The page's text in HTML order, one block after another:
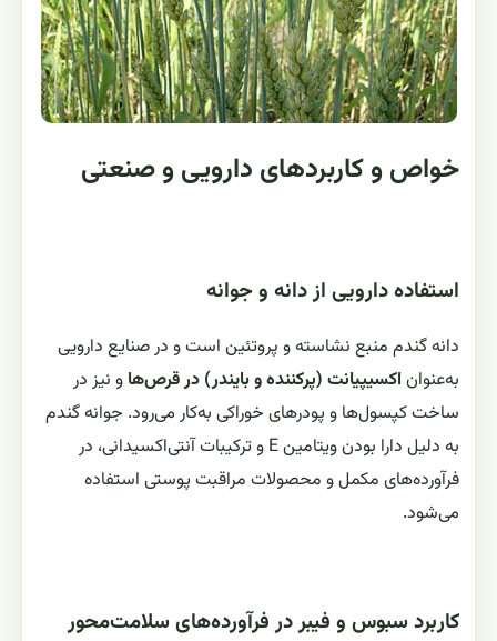
خواص و کاربردهای دارویی و صنعتی
استفاده دارویی از دانه و جوانه
دانه گندم منبع نشاسته و پروتئین است و در صنایع دارویی
به‌عنوان اکسیپیانت (پرکننده و بایندر) در قرص‌ها و نیز در
ساخت کپسول‌ها و پودرهای خوراکی به‌کار می‌رود. جوانه گندم
به دلیل دارا بودن ویتامین E و ترکیبات آنتی‌اکسیدانی، در
فرآورده‌های مکمل و محصولات مراقبت پوستی استفاده
می‌شود.
کاربرد سبوس و فیبر در فرآورده‌های سلامت‌محور